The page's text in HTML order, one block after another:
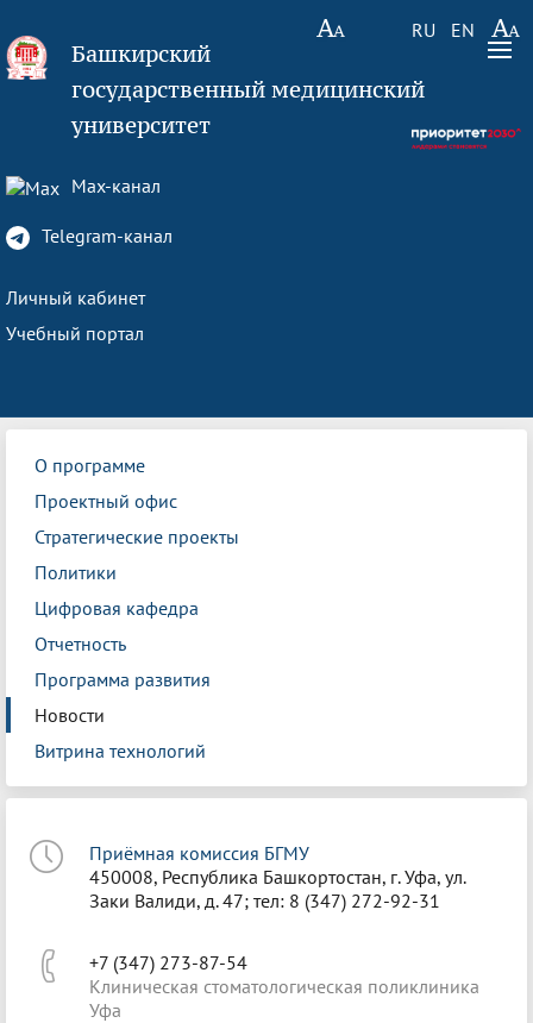
RU EN
Башкирский
государственный медицинский
университет
Max-канал
Telegram-канал
Личный кабинет
Учебный портал
О программе
Проектный офис
Стратегические проекты
Политики
Цифровая кафедра
Отчетность
Программа развития
Новости
Витрина технологий
Приёмная комиссия БГМУ
450008, Республика Башкортостан, г. Уфа, ул.
Заки Валиди, д. 47; тел: 8 (347) 272-92-31
+7 (347) 273-87-54
Клиническая стоматологическая поликлиника
Уфа